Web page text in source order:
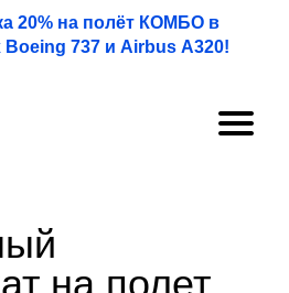
на полёт КОМБО в
737 и Airbus A320!
на полет